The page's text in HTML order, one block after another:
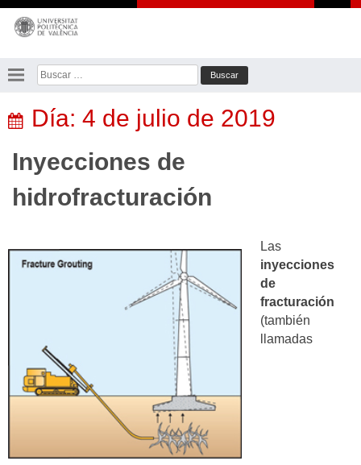
Saltar
contenido
Buscar:
Día: 4 de julio de 2019
Inyecciones de
hidrofracturación
Las
inyecciones
de
fracturación
(también
llamadas